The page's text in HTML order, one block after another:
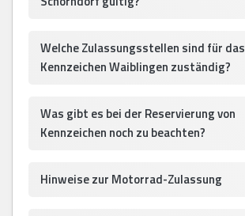
Welche Zulassungsstellen sind für das
Kennzeichen Waiblingen zuständig?
Was gibt es bei der Reservierung von
Kennzeichen noch zu beachten?
Hinweise zur Motorrad-Zulassung